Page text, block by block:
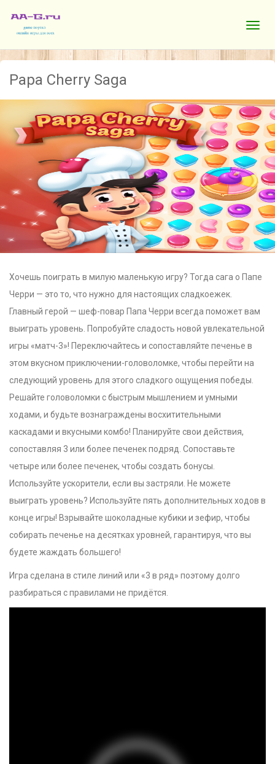
Papa Cherry Saga
Хочешь поиграть в милую маленькую игру? Тогда сага о Папе
Черри — это то, что нужно для настоящих сладкоежек.
Главный герой — шеф-повар Папа Черри всегда поможет вам
выиграть уровень. Попробуйте сладость новой увлекательной
игры «матч-3»! Переключайтесь и сопоставляйте печенье в
этом вкусном приключении-головоломке, чтобы перейти на
следующий уровень для этого сладкого ощущения победы.
Решайте головоломки с быстрым мышлением и умными
ходами, и будьте вознаграждены восхитительными
каскадами и вкусными комбо! Планируйте свои действия,
сопоставляя 3 или более печенек подряд. Сопоставьте
четыре или более печенек, чтобы создать бонусы.
Используйте ускорители, если вы застряли. Не можете
выиграть уровень? Используйте пять дополнительных ходов в
конце игры! Взрывайте шоколадные кубики и зефир, чтобы
собирать печенье на десятках уровней, гарантируя, что вы
будете жаждать большего!
Игра сделана в стиле линий или «3 в ряд» поэтому долго
разбираться с правилами не придётся.